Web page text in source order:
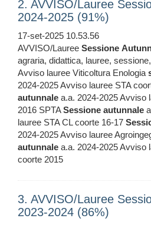
2. AVVISO/Lauree
2024-2025 (91%)
17-set-2025 10.53.56
AVVISO/Lauree Sessione
agraria, didattica, lauree, sessione,
Avviso lauree Viticoltura Enologia
2024-2025 Avviso lauree STA
autunnale a.a. 2024-2025 Avviso
2016 SPTASessione autunnale
lauree STA CL coorte 16-17
2024-2025 Avviso lauree
autunnale a.a. 2024-2025 Avviso
coorte 2015
3. AVVISO/Lauree
2023-2024 (86%)